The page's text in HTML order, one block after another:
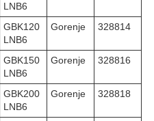
LNB6
GBK120
LNB6
Gorenje 328814
GBK150
LNB6
Gorenje 328816
GBK200
LNB6
Gorenje 328818